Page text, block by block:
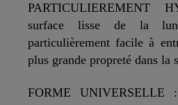
PARTICULIEREMENT
surface lisse de la
particulièrement facile à
plus grande propreté dans la
FORME